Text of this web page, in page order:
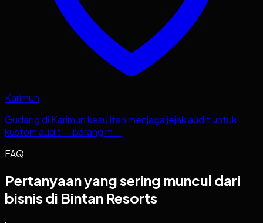
Karimun
Gudang di Karimun kesulitan menjaga jejak audit untuk
kustom audit — barang m...
FAQ
Pertanyaan yang sering muncul dari
bisnis di Bintan Resorts